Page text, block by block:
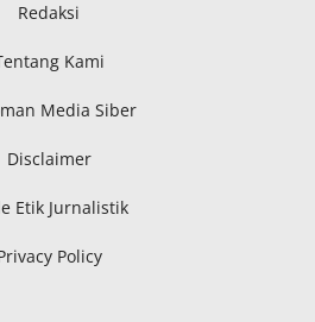
Redaksi
Kami
Media Siber
Disclaimer
Etik Jurnalistik
Policy